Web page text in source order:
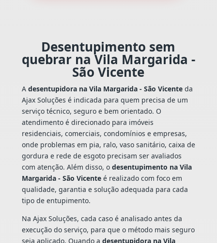
Desentupimento sem
quebrar na Vila Margarida -
São Vicente
A desentupidora na Vila Margarida - São Vicenteda
Ajax Soluções é indicada para quem precisa de um
serviço técnico, seguro e bem orientado. O
atendimento é direcionado para imóveis
residenciais, comerciais, condomínios e empresas,
onde problemas em pia, ralo, vaso sanitário, caixa de
gordura e rede de esgoto precisam ser avaliados
com atenção. Além disso, o desentupimento na Vila
Margarida - São Vicenteé realizado com foco em
qualidade, garantia e solução adequada para cada
tipo de entupimento.
Na Ajax Soluções, cada caso é analisado antes da
execução do serviço, para que o método mais seguro
seja aplicado. Quando a desentupidora na Vila